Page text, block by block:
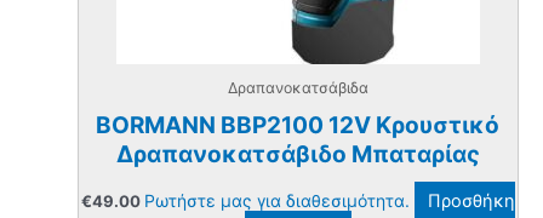
Δραπανοκατσάβιδα
BORMANN BBP2100 12V Κρουστικό
Δραπανοκατσάβιδο Μπαταρίας
€49.00 Ρωτήστε μας για διαθεσιμότητα.
Προσθήκη